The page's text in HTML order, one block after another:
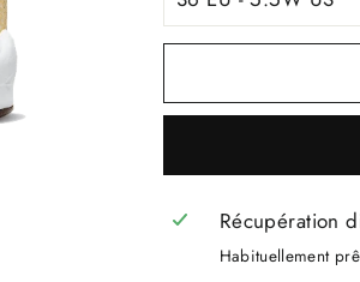
Récupération
Habituellement